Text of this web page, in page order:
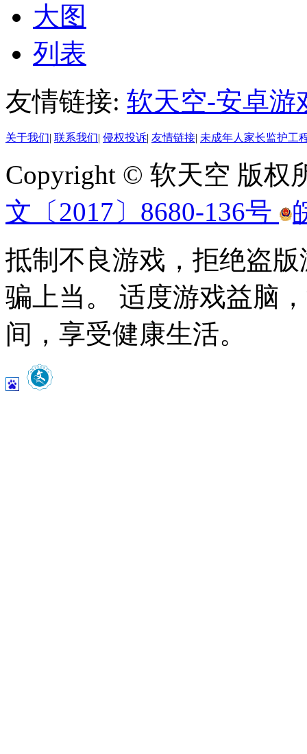
大图
列表
友情链接: 软天空-安卓游
关于我们| 联系我们| 侵权投诉| 友情链接| 未成年人家长监护工
Copyright © 软天空 版权
文〔2017〕8680-136号
抵制不良游戏，拒绝盗
骗上当。 适度游戏益脑
间，享受健康生活。